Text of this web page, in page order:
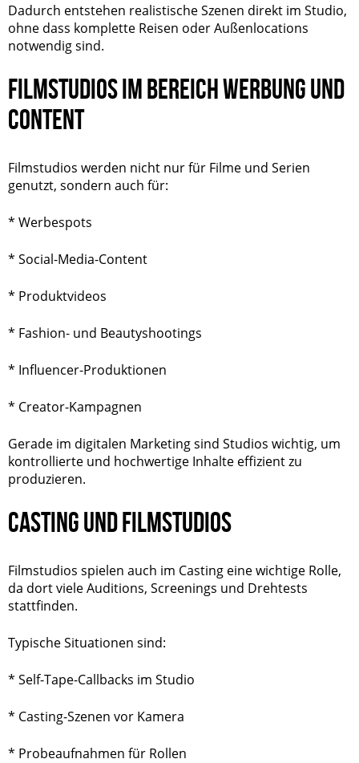
Dadurch entstehen realistische Szenen direkt im Studio,
ohne dass komplette Reisen oder Außenlocations
notwendig sind.
FILMSTUDIOS IM BEREICH WERBUNG UND
CONTENT
Filmstudios werden nicht nur für Filme und Serien
genutzt, sondern auch für:
* Werbespots
* Social-Media-Content
* Produktvideos
* Fashion- und Beautyshootings
* Influencer-Produktionen
* Creator-Kampagnen
Gerade im digitalen Marketing sind Studios wichtig, um
kontrollierte und hochwertige Inhalte effizient zu
produzieren.
CASTING UND FILMSTUDIOS
Filmstudios spielen auch im Casting eine wichtige Rolle,
da dort viele Auditions, Screenings und Drehtests
stattfinden.
Typische Situationen sind:
* Self-Tape-Callbacks im Studio
* Casting-Szenen vor Kamera
* Probeaufnahmen für Rollen